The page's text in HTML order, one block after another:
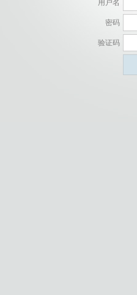
用户名
密码
验证码